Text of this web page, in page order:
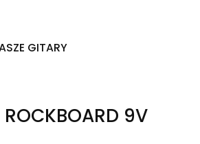
GITARY
9V